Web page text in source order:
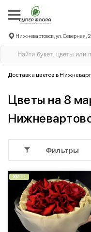
Нижневартовск, ул. Северная,
Доставка цветов в
Цветы на 8
Фильтры
ХИТ!